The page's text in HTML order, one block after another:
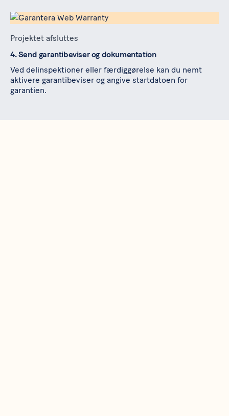
Projektet afsluttes
4. Send garantibeviser og dokumentation
Ved delinspektioner eller færdiggørelse kan du nemt
aktivere garantibeviser og angive startdatoen for
garantien.